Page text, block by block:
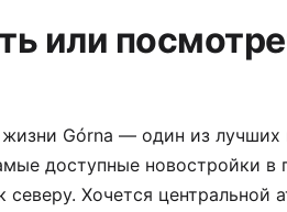
или
Górna — один из лучших
доступные новостройки в
северу. Хочется